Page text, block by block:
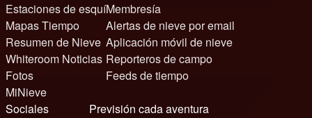
Estaciones de esquí
Mapas Tiempo
Resumen de Nieve
Whiteroom Noticias
Fotos
MiNieve
Membresía
Alertas de nieve por email
Aplicación móvil de nieve
Reporteros de campo
Feeds de tiempo
Sociales
Previsión cada aventura